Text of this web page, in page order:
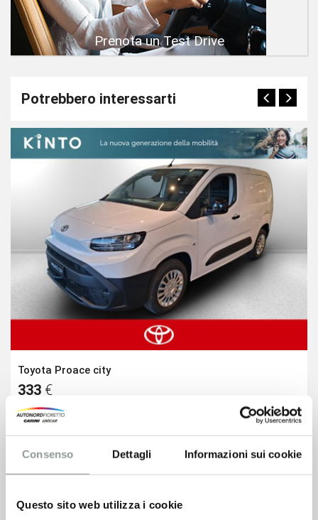
Consenso Dettagli Informazioni sui cookie
Questo sito web utilizza i cookie
Prenota un Test Drive
Potrebbero interessarti
Toyota Proace city
333 €